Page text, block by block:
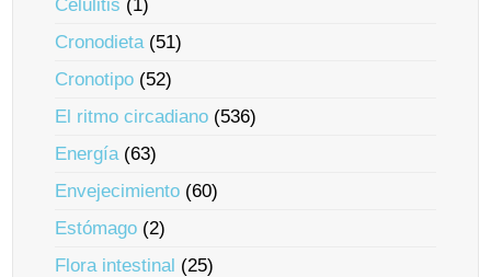
Celulitis (1)
Cronodieta(51)
Cronotipo (52)
El ritmo circadiano (536)
Energía(63)
Envejecimiento (60)
Estómago (2)
Flora intestinal (25)